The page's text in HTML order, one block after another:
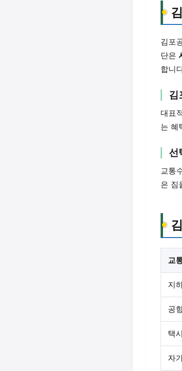
김포
단은
합니
김
대표
는 혜
선
교통
은 짐
교
지
공
택시
자